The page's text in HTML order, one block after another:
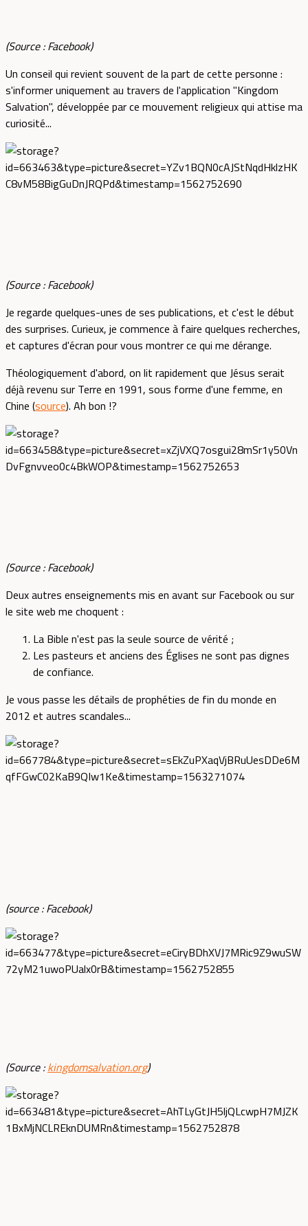
(Source : Facebook)
Un conseil qui revient souvent de la part de cette personne :
s'informer uniquement au travers de l'application "Kingdom
Salvation", développée par ce mouvement religieux qui attise ma
curiosité...
(Source : Facebook)
Je regarde quelques-unes de ses publications, et c'est le début
des surprises. Curieux, je commence à faire quelques recherches,
et captures d'écran pour vous montrer ce qui me dérange.
Théologiquement d'abord, on lit rapidement que Jésus serait
déjà revenu sur Terre en 1991, sous forme d'une femme, en
Chine (source). Ah bon !?
(Source : Facebook)
Deux autres enseignements mis en avant sur Facebook ou sur
le site web me choquent :
La Bible n'est pas la seule source de vérité ;
Les pasteurs et anciens des Églises ne sont pas dignes
de confiance.
Je vous passe les détails de prophéties de fin du monde en
2012 et autres scandales...
(source : Facebook)
(Source :kingdomsalvation.org)